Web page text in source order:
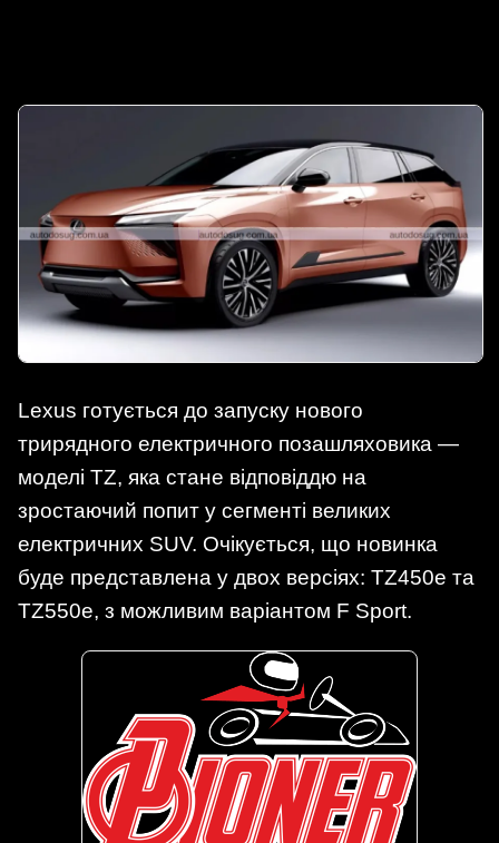
Lexus готується до запуску нового
трирядного електричного позашляховика —
моделі TZ, яка стане відповіддю на
зростаючий попит у сегменті великих
електричних SUV. Очікується, що новинка
буде представлена у двох версіях: TZ450e та
TZ550e, з можливим варіантом F Sport.